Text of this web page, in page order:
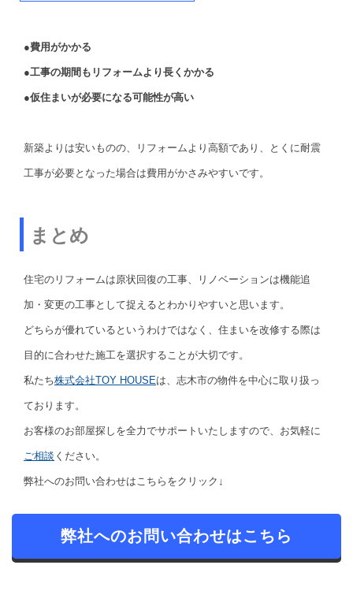
●費用がかかる
●工事の期間もリフォームより長くかかる
●仮住まいが必要になる可能性が高い
新築よりは安いものの、リフォームより高額であり、とくに耐震
工事が必要となった場合は費用がかさみやすいです。
まとめ
住宅のリフォームは原状回復の工事、リノベーションは機能追
加・変更の工事として捉えるとわかりやすいと思います。
どちらが優れているというわけではなく、住まいを改修する際は
目的に合わせた施工を選択することが大切です。
私たち株式会社TOY HOUSEは、志木市の物件を中心に取り扱っ
ております。
お客様のお部屋探しを全力でサポートいたしますので、お気軽に
ご相談 ください。
弊社へのお問い合わせはこちらをクリック↓
弊社へのお問い合わせはこちら